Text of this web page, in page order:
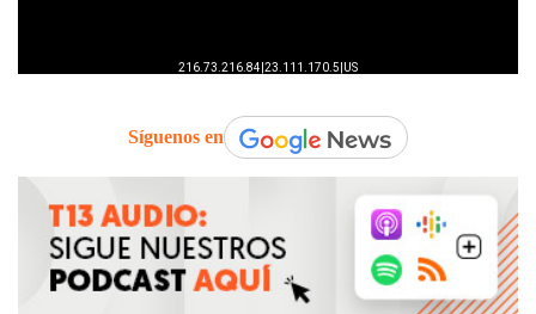
Síguenos en